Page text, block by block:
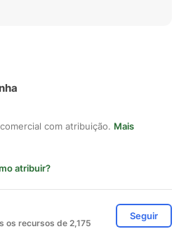
com atribuição. Mais
atribuir?
os recursos de 2,175
Seguir